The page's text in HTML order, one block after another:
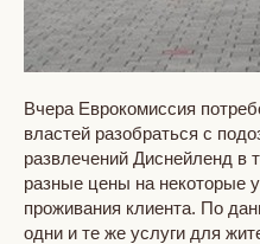
Вчера Еврокомиссия
властей разобраться с
развлечений Диснейленд в
разные цены на некоторые
проживания клиента. По
одни и те же услуги для